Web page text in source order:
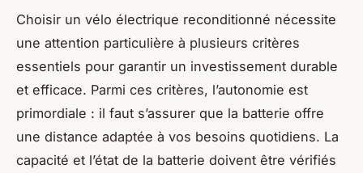
Choisir un vélo électrique reconditionné nécessite
une attention particulière à plusieurs critères
essentiels pour garantir un investissement durable
et efficace. Parmi ces critères, l’autonomie est
primordiale : il faut s’assurer que la batterie offre
une distance adaptée à vos besoins quotidiens. La
capacité et l’état de la batterie doivent être vérifiés